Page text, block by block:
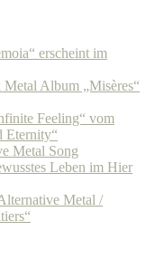
erscheint im
Album „Misères“
Feeling“ vom
Eternity“
Metal Song
Leben im Hier
Metal /